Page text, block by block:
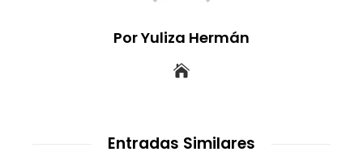
Por Yuliza Hermán
Entradas Similares